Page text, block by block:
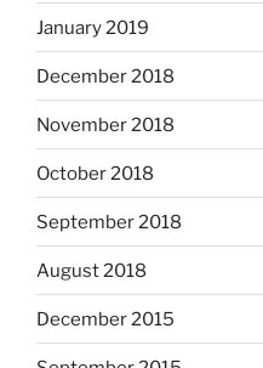
January 2019
December 2018
November 2018
October 2018
September 2018
August 2018
December 2015